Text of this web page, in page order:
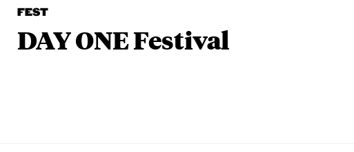
FEST
DAY ONE Festival